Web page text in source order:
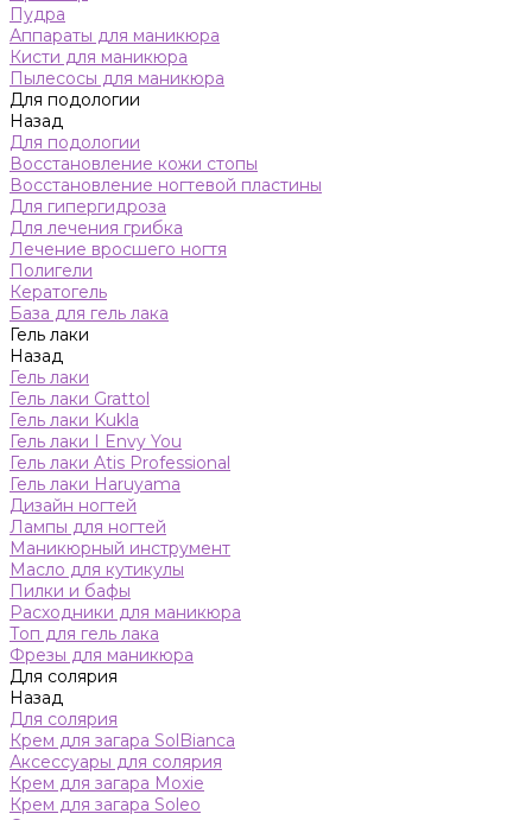
Пудра
Аппараты для маникюра
Кисти для маникюра
Пылесосы для маникюра
Для подологии
Назад
Для подологии
Восстановление кожи стопы
Восстановление ногтевой пластины
Для гипергидроза
Для лечения грибка
Лечение вросшего ногтя
Полигели
Кератогель
База для гель лака
Гель лаки
Назад
Гель лаки
Гель лаки Grattol
Гель лаки Kukla
Гель лаки I Envy You
Гель лаки Atis Professional
Гель лаки Haruyama
Дизайн ногтей
Лампы для ногтей
Маникюрный инструмент
Масло для кутикулы
Пилки и бафы
Расходники для маникюра
Топ для гель лака
Фрезы для маникюра
Для солярия
Назад
Для солярия
Крем для загара SolBianca
Аксессуары для солярия
Крем для загара Moxie
Крем для загара Soleo